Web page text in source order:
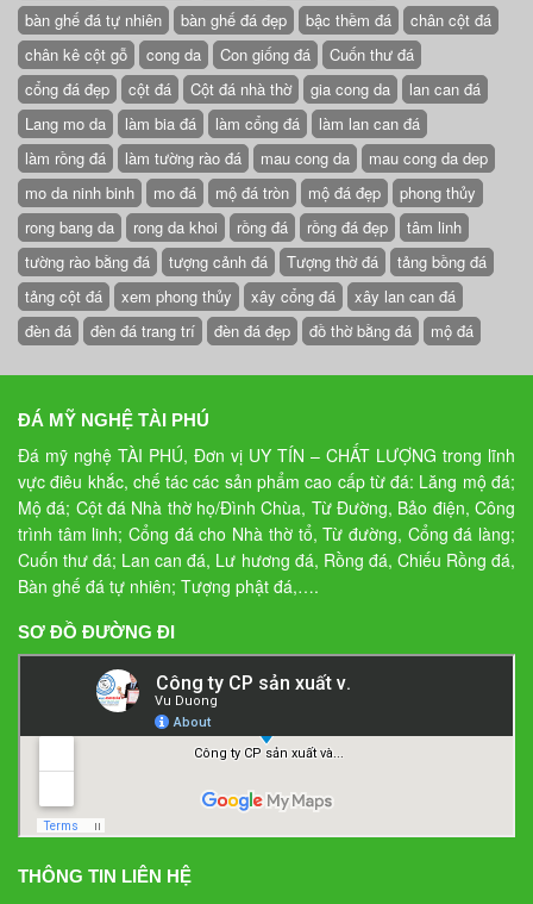
bàn ghế đá tự nhiên
bàn ghế đá đẹp bậc thềm đá
chân cột đá
chân kê cột gỗ
cong da Con giống đá
Cuốn thư đá
cổng đá đẹp
cột đá Cột đá nhà thờ gia cong da
lan can đá
Lang mo da
làm bia đá làm cổng đá
làm lan can đá
làm rồng đá
làm tường rào đá mau cong da
mau cong da dep
mo da ninh binh
mo đá mộ đá tròn mộ đá đẹp
phong thủy
rong bang da
rong da khoi rồng đá rồng đá đẹp
tâm linh
tường rào bằng đá
tượng cảnh đá Tượng thờ đá
tảng bồng đá
tảng cột đá
xem phong thủy xây cổng đá
xây lan can đá
đèn đá
đèn đá trang trí đèn đá đẹp đồ thờ bằng đá mộ đá
ĐÁ MỸ NGHỆ TÀI PHÚ
Đá mỹ nghệ TÀI PHÚ, Đơn vị UY TÍN – CHẤT LƯỢNG trong lĩnh
vực điêu khắc, chế tác các sản phẩm cao cấp từ đá: Lăng mộ đá;
Mộ đá; Cột đá Nhà thờ họ/Đình Chùa, Từ Đường, Bảo điện, Công
trình tâm linh; Cổng đá cho Nhà thờ tổ, Từ đường, Cổng đá làng;
Cuốn thư đá; Lan can đá, Lư hương đá, Rồng đá, Chiếu Rồng đá,
Bàn ghế đá tự nhiên; Tượng phật đá,….
SƠ ĐỒ ĐƯỜNG ĐI
THÔNG TIN LIÊN HỆ